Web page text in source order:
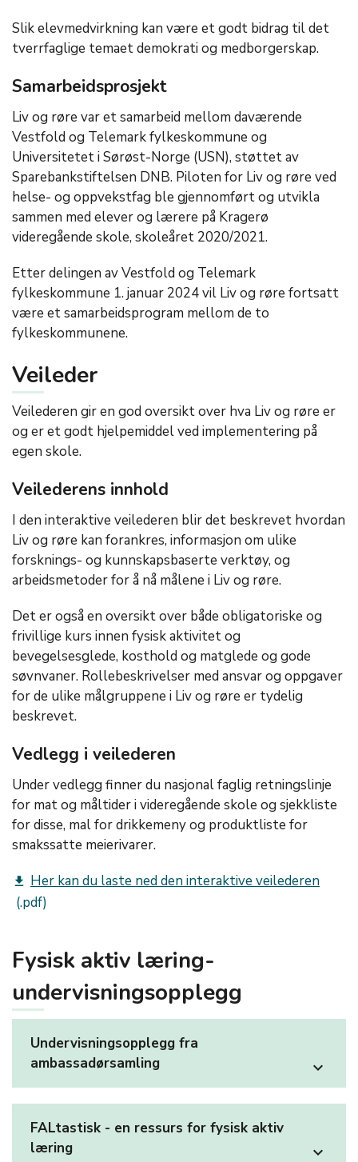
Slik elevmedvirkning kan være et godt bidrag til det
tverrfaglige temaet demokrati og medborgerskap.
Samarbeidsprosjekt
Liv og røre var et samarbeid mellom daværende
Vestfold og Telemark fylkeskommune og
Universitetet i Sørøst-Norge (USN), støttet av
Sparebankstiftelsen DNB. Piloten for Liv og røre ved
helse- og oppvekstfag ble gjennomført og utvikla
sammen med elever og lærere på Kragerø
videregående skole, skoleåret 2020/2021.
Etter delingen av Vestfold og Telemark
fylkeskommune 1. januar 2024 vil Liv og røre fortsatt
være et samarbeidsprogram mellom de to
fylkeskommunene.
Veileder
Veilederen gir en god oversikt over hva Liv og røre er
og er et godt hjelpemiddel ved implementering på
egen skole.
Veilederens innhold
I den interaktive veilederen blir det beskrevet hvordan
Liv og røre kan forankres, informasjon om ulike
forsknings- og kunnskapsbaserte verktøy, og
arbeidsmetoder for å nå målene i Liv og røre.
Det er også en oversikt over både obligatoriske og
frivillige kurs innen fysisk aktivitet og
bevegelsesglede, kosthold og matglede og gode
søvnvaner. Rollebeskrivelser med ansvar og oppgaver
for de ulike målgruppene i Liv og røre er tydelig
beskrevet.
Vedlegg i veilederen
Under vedlegg finner du nasjonal faglig retningslinje
for mat og måltider i videregående skole og sjekkliste
for disse, mal for drikkemeny og produktliste for
smakssatte meierivarer.
get_app Her kan du laste ned den interaktive veilederen
Fysisk aktiv læring-
undervisningsopplegg
Undervisningsopplegg fra
ambassadørsamling
expand_more
FALtastisk - en ressurs for fysisk aktiv
læring
expand_more